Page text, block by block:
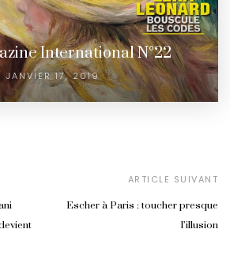
International N°22
JANVIER 17, 2019
ARTICLE SUIVANT
Escher à Paris : toucher presque
l’illusion